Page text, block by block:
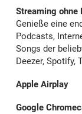
Streaming ohne
Genieße eine
Podcasts,
Songs der
Deezer, Spotify,
Apple Airplay
Google